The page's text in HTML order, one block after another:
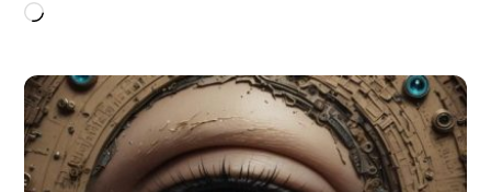
Caricamento
corso…